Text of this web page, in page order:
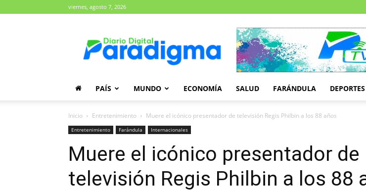
viernes, agosto 7, 2026
Paradigma
PAÍS MUNDO ECONOMÍA SALUD FARÁNDULA DEPORTES
Inicio Entretenimiento Muere el icónico presentador de televisión Regis Philbin a los 88 años
Entretenimiento Farándula Internacionales
Muere el icónico presentador de
televisión Regis Philbin a los 88